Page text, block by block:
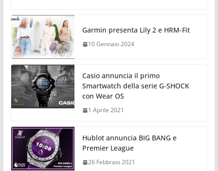
Garmin presenta Lily 2 e HRM-Fit
10 Gennaio 2024
Casio annuncia il primo
Smartwatch della serie G-SHOCK
con Wear OS
1 Aprile 2021
Hublot annuncia BIG BANG e
Premier League
26 Febbraio 2021